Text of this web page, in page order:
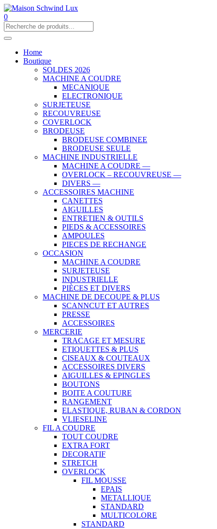
0
Home
Boutique
SOLDES 2026
MACHINE A COUDRE
MECANIQUE
ELECTRONIQUE
SURJETEUSE
RECOUVREUSE
COVERLOCK
BRODEUSE
BRODEUSE COMBINEE
BRODEUSE SEULE
MACHINE INDUSTRIELLE
MACHINE A COUDRE —
OVERLOCK – RECOUVREUSE —
DIVERS —
ACCESSOIRES MACHINE
CANETTES
AIGUILLES
ENTRETIEN & OUTILS
PIEDS & ACCESSOIRES
AMPOULES
PIECES DE RECHANGE
OCCASION
MACHINE A COUDRE
SURJETEUSE
INDUSTRIELLE
PIÈCES ET DIVERS
MACHINE DE DECOUPE & PLUS
SCANNCUT ET AUTRES
PRESSE
ACCESSOIRES
MERCERIE
TRACAGE ET MESURE
ETIQUETTES & PLUS
CISEAUX & COUTEAUX
ACCESSOIRES DIVERS
AIGUILLES & EPINGLES
BOUTONS
BOITE A COUTURE
RANGEMENT
ELASTIQUE, RUBAN & CORDON
VLIESELINE
FIL A COUDRE
TOUT COUDRE
EXTRA FORT
DECORATIF
STRETCH
OVERLOCK
FIL MOUSSE
EPAIS
METALLIQUE
STANDARD
MULTICOLORE
STANDARD